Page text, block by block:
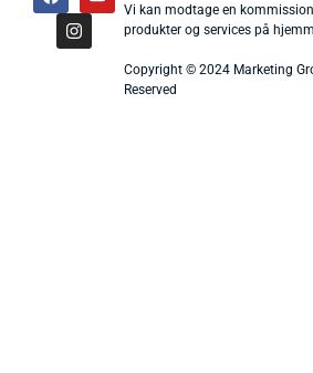
Vi kan modtage en
produkter og services på
Copyright © 2024 Marketing
Reserved